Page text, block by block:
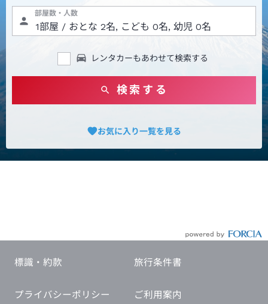
部屋数・人数
レンタカーもあわせて検索する
検索する
お気に入り一覧を見る
標識・約款 旅行条件書
プライバシーポリシー ご利用案内